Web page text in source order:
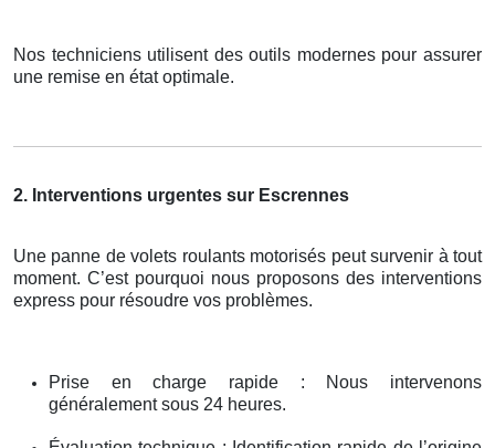
Nos techniciens utilisent des outils modernes pour assurer
une remise en état optimale.
2. Interventions urgentes sur Escrennes
Une panne de volets roulants motorisés peut survenir à tout
moment. C’est pourquoi nous proposons des interventions
express pour résoudre vos problèmes.
Prise en charge rapide : Nous intervenons
généralement sous 24 heures.